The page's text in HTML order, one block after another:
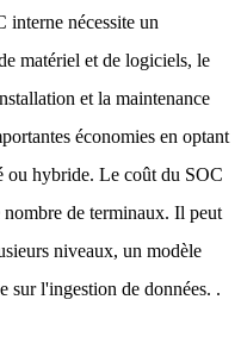
interne nécessite un
matériel et de logiciels, le
et la maintenance
économies en optant
ou hybride. Le coût du SOC
de terminaux. Il peut
niveaux, un modèle
sur l'ingestion de données. .